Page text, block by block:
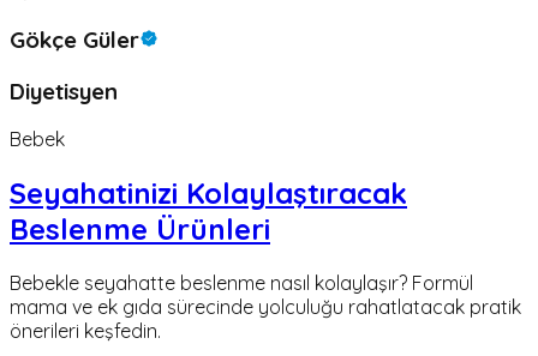
Gökçe Güler
Diyetisyen
Bebek
Seyahatinizi Kolaylaştıracak
Beslenme Ürünleri
Bebekle seyahatte beslenme nasıl kolaylaşır? Formül
mama ve ek gıda sürecinde yolculuğu rahatlatacak pratik
önerileri keşfedin.